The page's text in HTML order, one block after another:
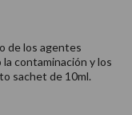
de los agentes
contaminación y los
sachet de 10ml.